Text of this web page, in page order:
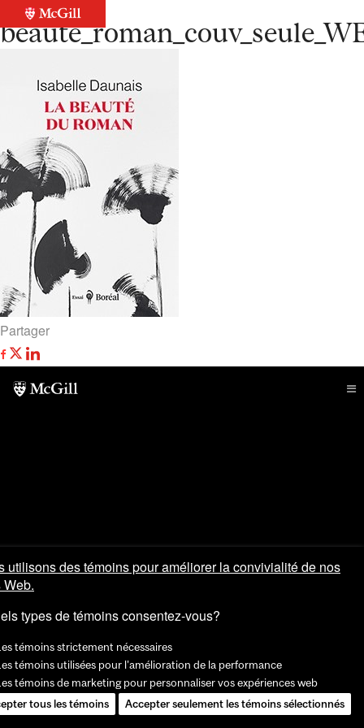
Retour à la liste
Partager
utilisons des témoins pour améliorer la convivialité de nos
types de témoins consentez-vous?
témoins strictement nécessaires
témoins utilisées pour l'amélioration de la performance
témoins de marketing pour personnaliser vos expériences web
tous les témoins
Accepter seulement les témoins sélectionnés